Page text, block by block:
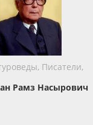
Писатели,
Рамз Насырович